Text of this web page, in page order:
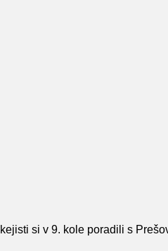
si v 9. kole poradili s